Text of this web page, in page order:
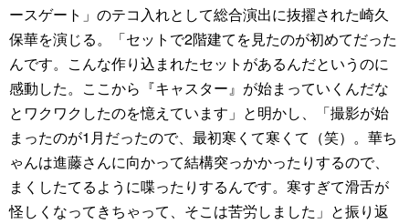
ースゲート」のテコ入れとして総合演出に抜擢された崎久
保華を演じる。「セットで2階建てを見たのが初めてだった
んです。こんな作り込まれたセットがあるんだというのに
感動した。ここから『キャスター』が始まっていくんだな
とワクワクしたのを憶えています」と明かし、「撮影が始
まったのが1月だったので、最初寒くて寒くて（笑）。華ち
ゃんは進藤さんに向かって結構突っかかったりするので、
まくしたてるように喋ったりするんです。寒すぎて滑舌が
怪しくなってきちゃって、そこは苦労しました」と振り返